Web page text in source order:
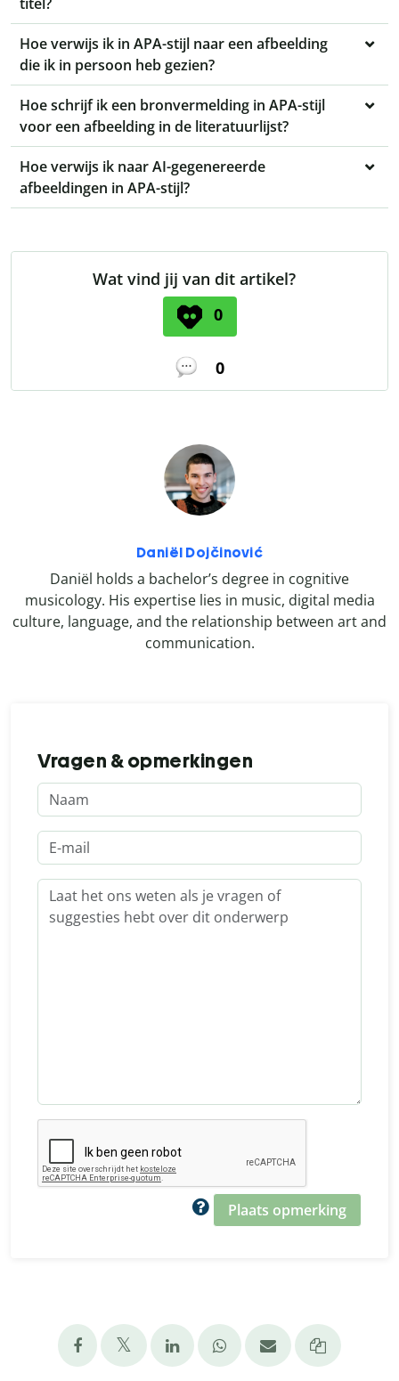
titel?
Hoe verwijs ik in APA-stijl naar een afbeelding
die ik in persoon heb gezien?
Hoe schrijf ik een bronvermelding in APA-stijl
voor een afbeelding in de literatuurlijst?
Hoe verwijs ik naar AI-gegenereerde
afbeeldingen in APA-stijl?
Wat vind jij van dit artikel?
0
0
Daniël Dojčinović
Daniël holds a bachelor’s degree in cognitive
musicology. His expertise lies in music, digital media
culture, language, and the relationship between art and
communication.
Vragen & opmerkingen
Plaats opmerking